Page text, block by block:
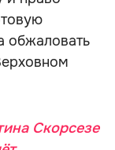
обжаловать
Скорсезе